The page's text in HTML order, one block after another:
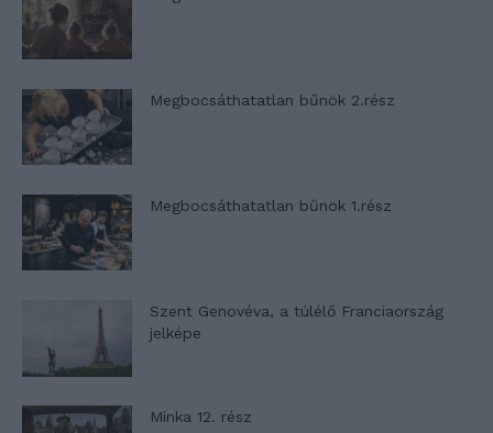
Megbocsáthatatlan bűnök 2.rész
Megbocsáthatatlan bűnök 1.rész
Szent Genovéva, a túlélő Franciaország
jelképe
Minka 12. rész